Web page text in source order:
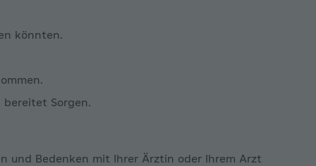
könnten.
Sorgen.
und Bedenken mit Ihrer Ärztin oder Ihrem Arzt